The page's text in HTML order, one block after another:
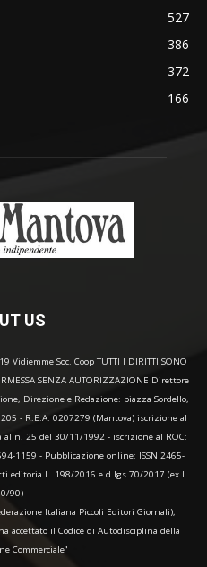
527
386
372
166
US
Vidiemme Soc. Coop TUTTI I DIRITTI SONO
SENZA AUTORIZZAZIONE Direttore
Direzione e Redazione: piazza Sordello,
- R.E.A. 0207279 (Mantova) iscrizione al
n. 25 del 30/11/1992 - iscrizione al ROC:
1159 - Pubblicazione online: ISSN 2465-
editoria L. 198/2016 e d.lgs 70/2017 (ex L.
90)
Italiana Piccoli Editori Giornali),
accettato il Codice di Autodisciplina della
Commerciale"